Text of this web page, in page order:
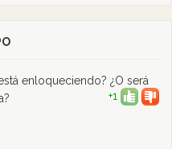
enloqueciendo? ¿O será
+1